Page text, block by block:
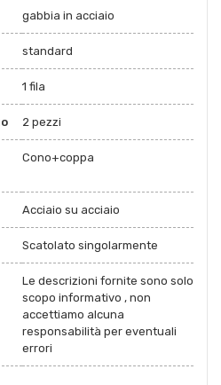
gabbia in acciaio
standard
1 fila
2 pezzi
Cono+coppa
Acciaio su acciaio
Scatolato singolarmente
Le descrizioni fornite sono solo
scopo informativo , non
accettiamo alcuna
responsabilità per eventuali
errori